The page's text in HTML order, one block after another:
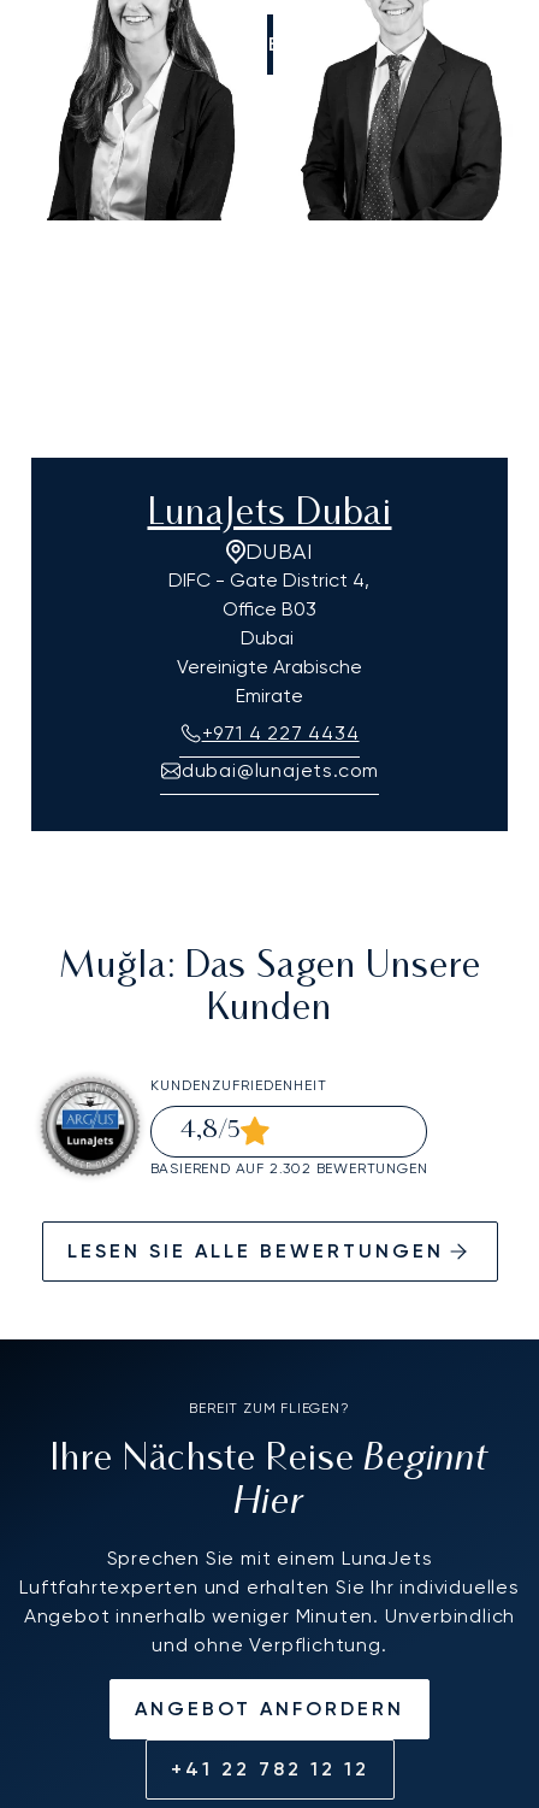
RUFEN SIE UNS AN
LunaJets Dubai
DUBAI
DIFC - Gate District 4,
Office B03
Dubai
Vereinigte Arabische
Emirate
+971 4 227 4434
dubai@lunajets.com
Muğla: Das Sagen Unsere
Kunden
KUNDENZUFRIEDENHEIT
4,8/5
BASIEREND AUF 2.302 BEWERTUNGEN
LESEN SIE ALLE BEWERTUNGEN
BEREIT ZUM FLIEGEN?
Ihre Nächste ReiseBeginnt
Hier
Sprechen Sie mit einem LunaJets
Luftfahrtexperten und erhalten Sie Ihr individuelles
Angebot innerhalb weniger Minuten. Unverbindlich
und ohne Verpflichtung.
ANGEBOT ANFORDERN
+41 22 782 12 12